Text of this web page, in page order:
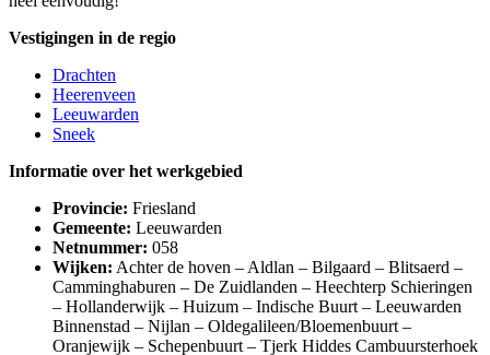
Vestigingen in de regio
Drachten
Heerenveen
Leeuwarden
Sneek
Informatie over het werkgebied
Provincie: Friesland
Gemeente: Leeuwarden
Netnummer: 058
Wijken: Achter de hoven – Aldlan – Bilgaard – Blitsaerd –
Camminghaburen – De Zuidlanden – Heechterp Schieringen
– Hollanderwijk – Huizum – Indische Buurt – Leeuwarden
Binnenstad – Nijlan – Oldegalileen/Bloemenbuurt –
Oranjewijk – Schepenbuurt – Tjerk Hiddes Cambuursterhoek